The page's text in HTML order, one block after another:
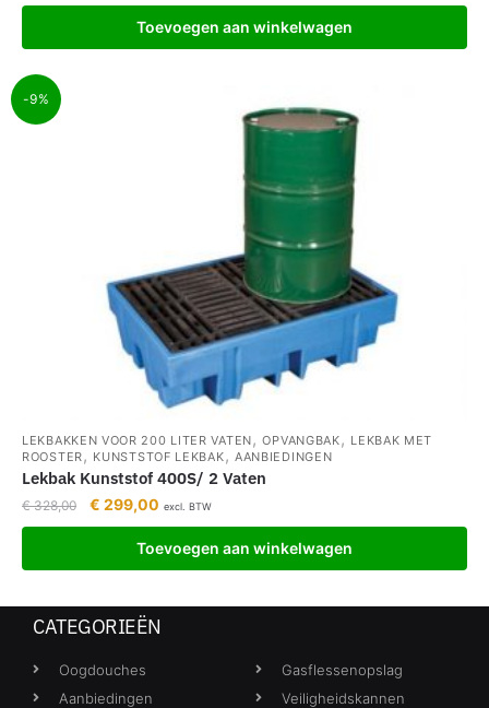
Toevoegen aan winkelwagen
-9%
LEKBAKKEN VOOR 200 LITER VATEN,OPVANGBAK, LEKBAK MET
ROOSTER, KUNSTSTOF LEKBAK, AANBIEDINGEN
Lekbak Kunststof 400S/ 2 Vaten
€328,00 € 299,00 excl. BTW
Toevoegen aan winkelwagen
CATEGORIEËN
Oogdouches
Aanbiedingen
Gasflessenopslag
Veiligheidskannen